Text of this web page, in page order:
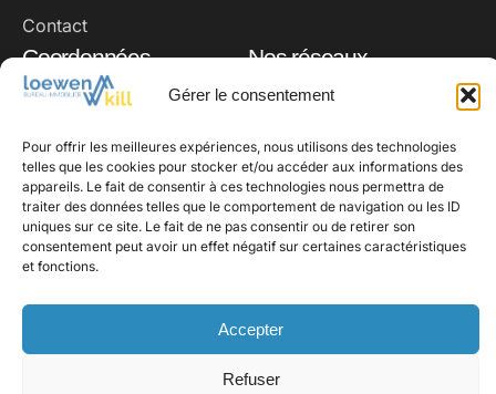
Gérer le consentement
Pour offrir les meilleures expériences, nous utilisons des technologies
telles que les cookies pour stocker et/ou accéder aux informations des
appareils. Le fait de consentir à ces technologies nous permettra de
traiter des données telles que le comportement de navigation ou les ID
uniques sur ce site. Le fait de ne pas consentir ou de retirer son
consentement peut avoir un effet négatif sur certaines caractéristiques
et fonctions.
Accepter
Refuser
Contact
Coordonnées
loewen@loki.lu
16, rue du Marché
L-8252 Mamer,
Luxembourg
Nos réseaux
Instagram Facebook